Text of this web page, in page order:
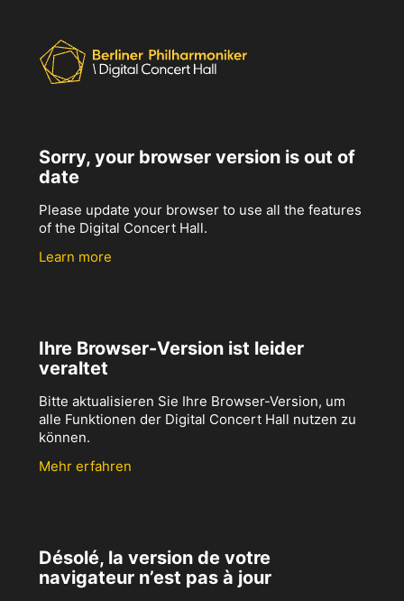
Sorry, your browser version is out of
date
Please update your browser to use all the features
of the Digital Concert Hall.
Learn more
Ihre Browser-Version ist leider
veraltet
Bitte aktualisieren Sie Ihre Browser-Version, um
alle Funktionen der Digital Concert Hall nutzen zu
können.
Mehr erfahren
Désolé, la version de votre
navigateur n’est pas à jour